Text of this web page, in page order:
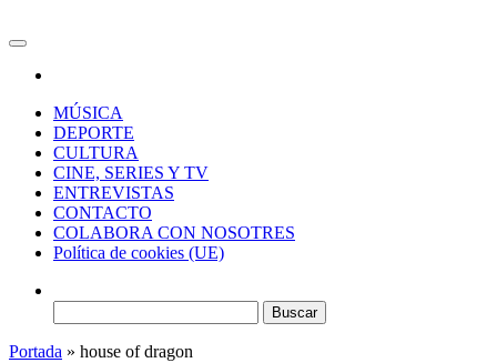
MÚSICA
DEPORTE
CULTURA
CINE, SERIES Y TV
ENTREVISTAS
CONTACTO
COLABORA CON NOSOTRES
Política de cookies (UE)
Portada » house of dragon